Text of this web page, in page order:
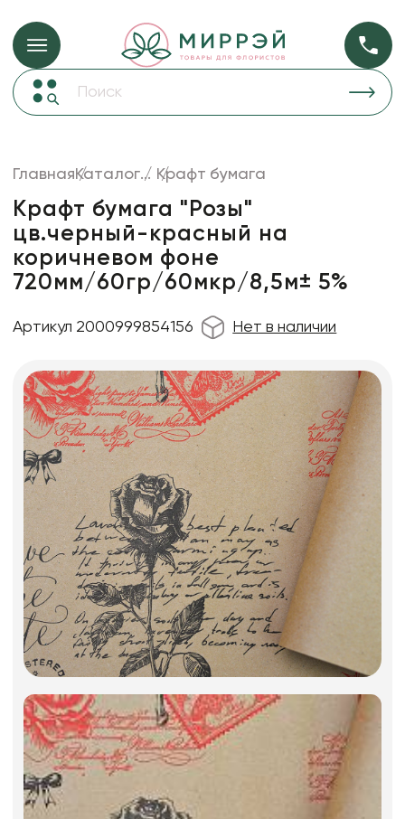
Упаковка для цветов и подарков Упаковка для
прозрачная
Декор для дома
Сухоцветы
Лента
Изделия из металла
Искусственные цветы и растения
Декоративные вазы, кашпо
Фоамиран
Свечи
Игрушки мягкие
ГлавнаяКаталог... Крафт бумага
Крафт бумага "Розы"
цв.черный-красный на
коричневом фоне
720мм/60гр/60мкр/8,5м± 5%
Артикул 2000999854156 Нет в наличии